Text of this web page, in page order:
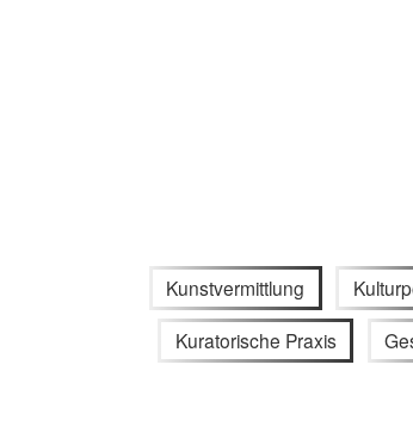
Kunstvermittlung
Kuratorische Praxis